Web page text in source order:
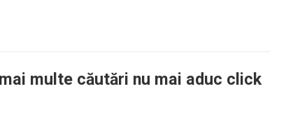
multe căutări nu mai aduc click